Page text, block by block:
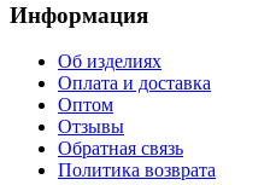
Информация
Об изделиях
Оплата и доставка
Оптом
Отзывы
Обратная связь
Политика возврата